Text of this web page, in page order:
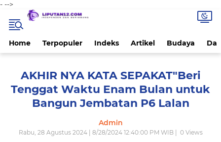
- -->
Home Terpopuler Indeks Artikel Budaya
AKHIR NYA KATA SEPAKAT"Beri
Tenggat Waktu Enam Bulan untuk
Bangun Jembatan P6 Lalan
Admin
Rabu, 28 Agustus 2024 | 8/28/2024 12:40:00 PM WIB | 0Views